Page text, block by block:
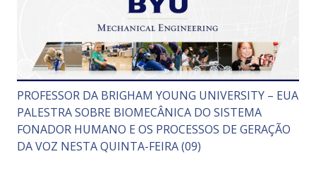
PROFESSOR DA BRIGHAM YOUNG UNIVERSITY – EUA
PALESTRA SOBRE BIOMECÂNICA DO SISTEMA
FONADOR HUMANO E OS PROCESSOS DE GERAÇÃO
DA VOZ NESTA QUINTA-FEIRA (09)